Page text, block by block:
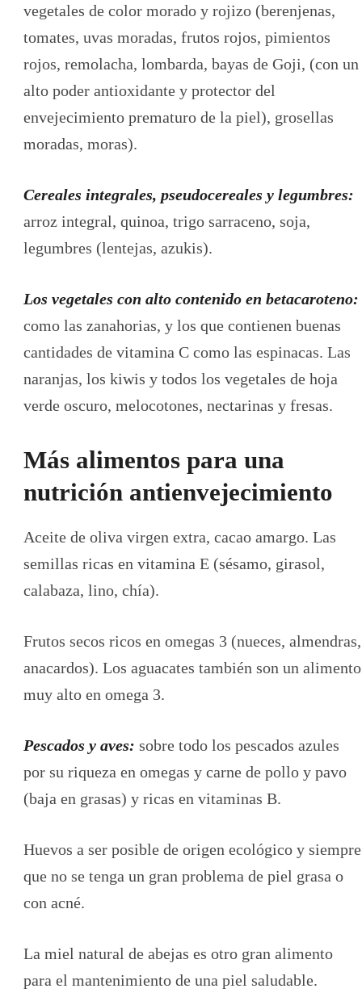
vegetales de color morado y rojizo (berenjenas,
tomates, uvas moradas, frutos rojos, pimientos
rojos, remolacha, lombarda, bayas de Goji, (con un
alto poder antioxidante y protector del
envejecimiento prematuro de la piel), grosellas
moradas, moras).
Cereales integrales, pseudocereales y legumbres:
arroz integral, quinoa, trigo sarraceno, soja,
legumbres (lentejas, azukis).
Los vegetales con alto contenido en betacaroteno:
como las zanahorias, y los que contienen buenas
cantidades de vitamina C como las espinacas. Las
naranjas, los kiwis y todos los vegetales de hoja
verde oscuro, melocotones, nectarinas y fresas.
Más alimentos para una
nutrición antienvejecimiento
Aceite de oliva virgen extra, cacao amargo. Las
semillas ricas en vitamina E (sésamo, girasol,
calabaza, lino, chía).
Frutos secos ricos en omegas 3 (nueces, almendras,
anacardos). Los aguacates también son un alimento
muy alto en omega 3.
Pescados y aves: sobre todo los pescados azules
por su riqueza en omegas y carne de pollo y pavo
(baja en grasas) y ricas en vitaminas B.
Huevos a ser posible de origen ecológico y siempre
que no se tenga un gran problema de piel grasa o
con acné.
La miel natural de abejas es otro gran alimento
para el mantenimiento de una piel saludable.